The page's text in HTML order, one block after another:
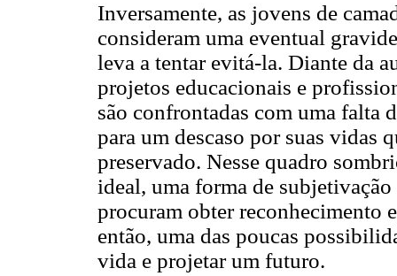
Inversamente, as jovens de
consideram uma eventual
leva a tentar evitá-la. Diante da
projetos educacionais e
são confrontadas com uma falta
para um descaso por suas vidas
preservado. Nesse quadro
ideal, uma forma de
procuram obter reconhecimento
então, uma das poucas
vida e projetar um futuro.